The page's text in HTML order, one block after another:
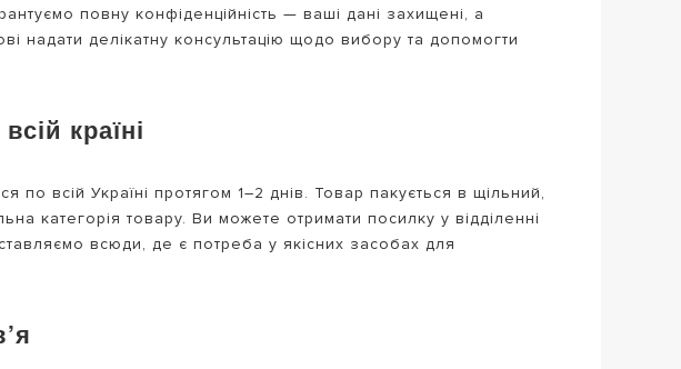
повну конфіденційність — ваші дані захищені, а
делікатну консультацію щодо вибору та допомогти
країні
по всій Україні протягом 1–2 днів. Товар пакується в щільний,
категорія товару. Ви можете отримати посилку у відділенні
всюди, де є потреба у якісних засобах для